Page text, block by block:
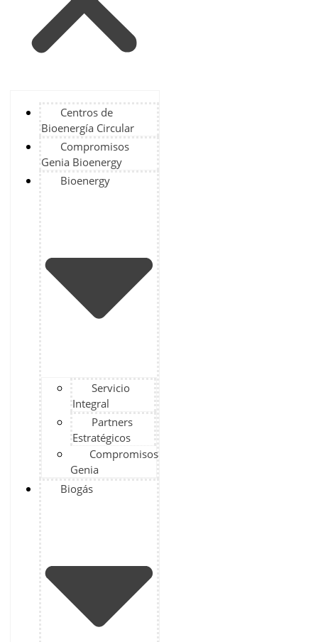
Centros de
Bioenergía Circular
Compromisos
Genia Bioenergy
Bioenergy
Servicio
Integral
Partners
Estratégicos
Compromisos
Genia
Biogás